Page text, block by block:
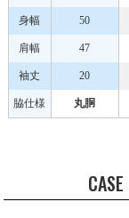
身幅 50
肩幅 47
袖丈 20
脇仕様 丸胴
CASE